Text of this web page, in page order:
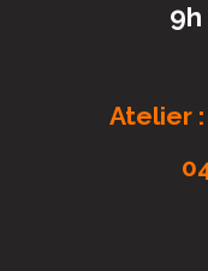
Atelier